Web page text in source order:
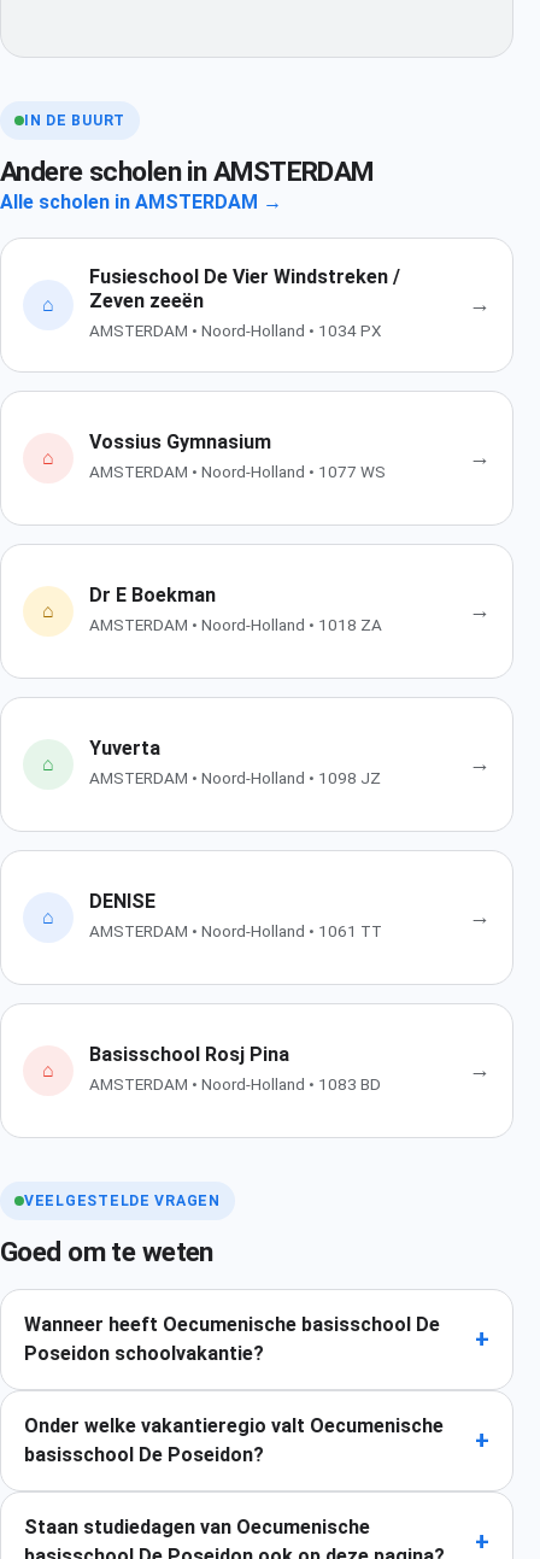
IN DE BUURT
Andere scholen in AMSTERDAM
Alle scholen in AMSTERDAM →
⌂
Fusieschool De Vier Windstreken /
Zeven zeeën
AMSTERDAM • Noord-Holland • 1034 PX
→
⌂
Vossius Gymnasium
AMSTERDAM • Noord-Holland • 1077 WS
→
⌂
Dr E Boekman
AMSTERDAM • Noord-Holland • 1018 ZA
→
⌂
Yuverta
AMSTERDAM • Noord-Holland • 1098 JZ
→
⌂
DENISE
AMSTERDAM • Noord-Holland • 1061 TT
→
⌂
Basisschool Rosj Pina
AMSTERDAM • Noord-Holland • 1083 BD
→
VEELGESTELDE VRAGEN
Goed om te weten
Wanneer heeft Oecumenische basisschool De
Poseidon schoolvakantie?
+
Onder welke vakantieregio valt Oecumenische
basisschool De Poseidon?
+
Staan studiedagen van Oecumenische
+